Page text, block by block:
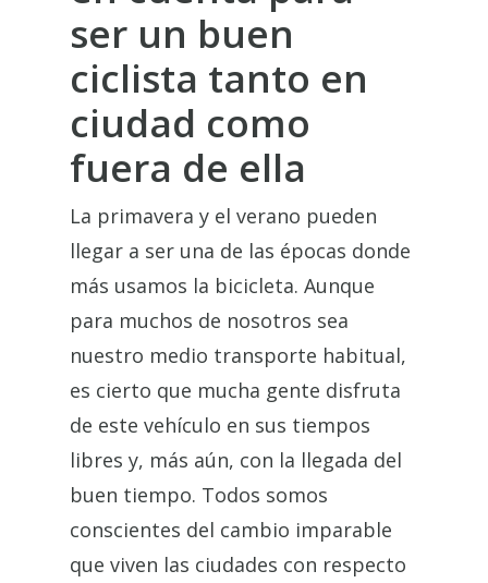
ser un buen
ciclista tanto en
ciudad como
fuera de ella
La primavera y el verano pueden
llegar a ser una de las épocas donde
más usamos la bicicleta. Aunque
para muchos de nosotros sea
nuestro medio transporte habitual,
es cierto que mucha gente disfruta
de este vehículo en sus tiempos
libres y, más aún, con la llegada del
buen tiempo. Todos somos
conscientes del cambio imparable
que viven las ciudades con respecto